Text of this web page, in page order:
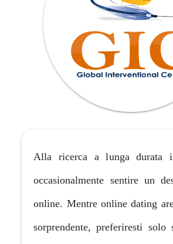
Alla
online.